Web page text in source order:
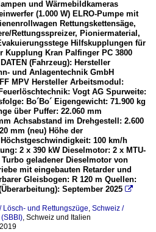
und Wärmebildkameras
(1.000 W) ELRO-Pumpe mit
Rettungskettensäge,
Rettungsspreizer, Pioniermaterial,
Hilfskupplungen für
Kupplung Kran Palfinger PC 3800
(Fahrzeug): Hersteller
und Anlagentechnik GmbH
MPV Hersteller Arbeitsmodul:
Vogt AG Spurweite:
Bo´Bo´ Eigengewicht: 71.900 kg
über Puffer: 22.060 mm
Achsabstand im Drehgestell: 2.600
mm (neu) Höhe der
100 km/h
2 x 390 kW Dieselmotor: 2 x MTU-
geladener Dieselmotor von
mit eingebauten Retarder und
Gleisbogen: R 120 m Quellen:
September 2025 
und Rettungszüge, Schweiz /
, Schweiz und Italien